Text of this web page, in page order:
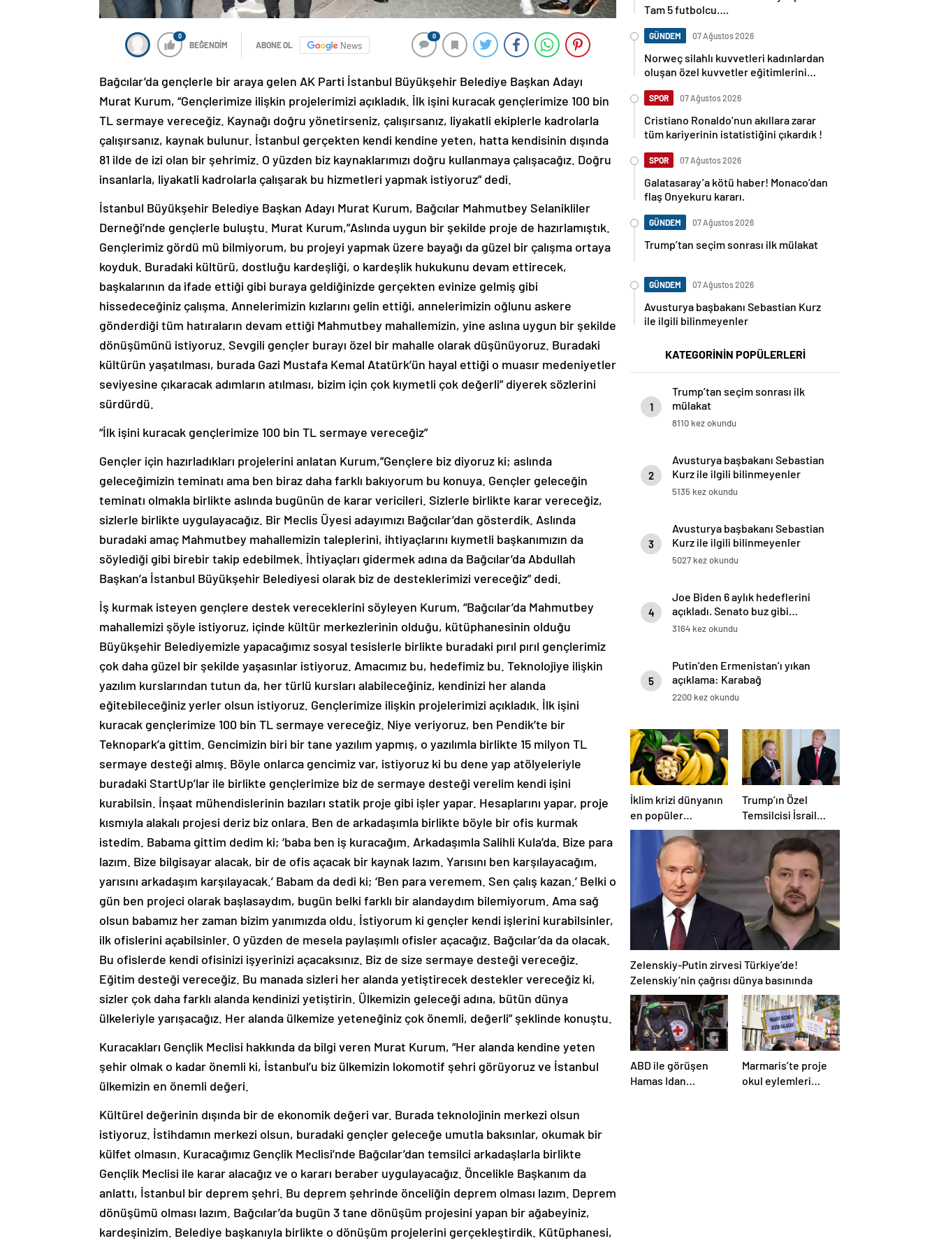
0
BEĞENDİM ABONE OL News
0
Bağcılar’da gençlerle bir araya gelen AK Parti İstanbul Büyükşehir Belediye Başkan Adayı
Murat Kurum, “Gençlerimize ilişkin projelerimizi açıkladık. İlk işini kuracak gençlerimize 100 bin
TL sermaye vereceğiz. Kaynağı doğru yönetirseniz, çalışırsanız, liyakatli ekiplerle kadrolarla
çalışırsanız, kaynak bulunur. İstanbul gerçekten kendi kendine yeten, hatta kendisinin dışında
81 ilde de izi olan bir şehrimiz. O yüzden biz kaynaklarımızı doğru kullanmaya çalışacağız. Doğru
insanlarla, liyakatli kadrolarla çalışarak bu hizmetleri yapmak istiyoruz” dedi.
İstanbul Büyükşehir Belediye Başkan Adayı Murat Kurum, Bağcılar Mahmutbey Selanikliler
Derneği’nde gençlerle buluştu. Murat Kurum,”Aslında uygun bir şekilde proje de hazırlamıştık.
Gençlerimiz gördü mü bilmiyorum, bu projeyi yapmak üzere bayağı da güzel bir çalışma ortaya
koyduk. Buradaki kültürü, dostluğu kardeşliği, o kardeşlik hukukunu devam ettirecek,
başkalarının da ifade ettiği gibi buraya geldiğinizde gerçekten evinize gelmiş gibi
hissedeceğiniz çalışma. Annelerimizin kızlarını gelin ettiği, annelerimizin oğlunu askere
gönderdiği tüm hatıraların devam ettiği Mahmutbey mahallemizin, yine aslına uygun bir şekilde
dönüşümünü istiyoruz. Sevgili gençler burayı özel bir mahalle olarak düşünüyoruz. Buradaki
kültürün yaşatılması, burada Gazi Mustafa Kemal Atatürk’ün hayal ettiği o muasır medeniyetler
seviyesine çıkaracak adımların atılması, bizim için çok kıymetli çok değerli” diyerek sözlerini
sürdürdü.
“İlk işini kuracak gençlerimize 100 bin TL sermaye vereceğiz”
Gençler için hazırladıkları projelerini anlatan Kurum,”Gençlere biz diyoruz ki; aslında
geleceğimizin teminatı ama ben biraz daha farklı bakıyorum bu konuya. Gençler geleceğin
teminatı olmakla birlikte aslında bugünün de karar vericileri. Sizlerle birlikte karar vereceğiz,
sizlerle birlikte uygulayacağız. Bir Meclis Üyesi adayımızı Bağcılar’dan gösterdik. Aslında
buradaki amaç Mahmutbey mahallemizin taleplerini, ihtiyaçlarını kıymetli başkanımızın da
söylediği gibi birebir takip edebilmek. İhtiyaçları gidermek adına da Bağcılar’da Abdullah
Başkan’a İstanbul Büyükşehir Belediyesi olarak biz de desteklerimizi vereceğiz” dedi.
İş kurmak isteyen gençlere destek vereceklerini söyleyen Kurum, “Bağcılar’da Mahmutbey
mahallemizi şöyle istiyoruz, içinde kültür merkezlerinin olduğu, kütüphanesinin olduğu
Büyükşehir Belediyemizle yapacağımız sosyal tesislerle birlikte buradaki pırıl pırıl gençlerimiz
çok daha güzel bir şekilde yaşasınlar istiyoruz. Amacımız bu, hedefimiz bu. Teknolojiye ilişkin
yazılım kurslarından tutun da, her türlü kursları alabileceğiniz, kendinizi her alanda
eğitebileceğiniz yerler olsun istiyoruz. Gençlerimize ilişkin projelerimizi açıkladık. İlk işini
kuracak gençlerimize 100 bin TL sermaye vereceğiz. Niye veriyoruz, ben Pendik’te bir
Teknopark’a gittim. Gencimizin biri bir tane yazılım yapmış, o yazılımla birlikte 15 milyon TL
sermaye desteği almış. Böyle onlarca gencimiz var, istiyoruz ki bu dene yap atölyeleriyle
buradaki StartUp’lar ile birlikte gençlerimize biz de sermaye desteği verelim kendi işini
kurabilsin. İnşaat mühendislerinin bazıları statik proje gibi işler yapar. Hesaplarını yapar, proje
kısmıyla alakalı projesi deriz biz onlara. Ben de arkadaşımla birlikte böyle bir ofis kurmak
istedim. Babama gittim dedim ki; ‘baba ben iş kuracağım. Arkadaşımla Salihli Kula’da. Bize para
lazım. Bize bilgisayar alacak, bir de ofis açacak bir kaynak lazım. Yarısını ben karşılayacağım,
yarısını arkadaşım karşılayacak.’ Babam da dedi ki; ‘Ben para veremem. Sen çalış kazan.’ Belki o
gün ben projeci olarak başlasaydım, bugün belki farklı bir alandaydım bilemiyorum. Ama sağ
olsun babamız her zaman bizim yanımızda oldu. İstiyorum ki gençler kendi işlerini kurabilsinler,
ilk ofislerini açabilsinler. O yüzden de mesela paylaşımlı ofisler açacağız. Bağcılar’da da olacak.
Bu ofislerde kendi ofisinizi işyerinizi açacaksınız. Biz de size sermaye desteği vereceğiz.
Eğitim desteği vereceğiz. Bu manada sizleri her alanda yetiştirecek destekler vereceğiz ki,
sizler çok daha farklı alanda kendinizi yetiştirin. Ülkemizin geleceği adına, bütün dünya
ülkeleriyle yarışacağız. Her alanda ülkemize yeteneğiniz çok önemli, değerli” şeklinde konuştu.
Kuracakları Gençlik Meclisi hakkında da bilgi veren Murat Kurum, “Her alanda kendine yeten
şehir olmak o kadar önemli ki, İstanbul’u biz ülkemizin lokomotif şehri görüyoruz ve İstanbul
ülkemizin en önemli değeri.
Kültürel değerinin dışında bir de ekonomik değeri var. Burada teknolojinin merkezi olsun
istiyoruz. İstihdamın merkezi olsun, buradaki gençler geleceğe umutla baksınlar, okumak bir
külfet olmasın. Kuracağımız Gençlik Meclisi’nde Bağcılar’dan temsilci arkadaşlarla birlikte
Gençlik Meclisi ile karar alacağız ve o kararı beraber uygulayacağız. Öncelikle Başkanım da
anlattı, İstanbul bir deprem şehri. Bu deprem şehrinde önceliğin deprem olması lazım. Deprem
dönüşümü olması lazım. Bağcılar’da bugün 3 tane dönüşüm projesini yapan bir ağabeyiniz,
kardeşinizim. Belediye başkanıyla birlikte o dönüşüm projelerini gerçekleştirdik. Kütüphanesi,
Tam 5 futbolcu….
GÜNDEM 07 Ağustos 2026
Norweç silahlı kuvvetleri kadınlardan
oluşan özel kuvvetler eğitimlerini
SPOR 07 Ağustos 2026
Cristiano Ronaldo’nun akıllara zarar
tüm kariyerinin istatistiğini çıkardık !
SPOR 07 Ağustos 2026
Galatasaray’a kötü haber! Monaco’dan
flaş Onyekuru kararı.
GÜNDEM 07 Ağustos 2026
Trump’tan seçim sonrası ilk mülakat
GÜNDEM 07 Ağustos 2026
Avusturya başbakanı Sebastian Kurz
ile ilgili bilinmeyenler
KATEGORİNİN POPÜLERLERİ
1
Trump’tan seçim sonrası ilk
mülakat
8110 kez okundu
2
Avusturya başbakanı Sebastian
Kurz ile ilgili bilinmeyenler
5135 kez okundu
3
Avusturya başbakanı Sebastian
Kurz ile ilgili bilinmeyenler
5027 kez okundu
4
Joe Biden 6 aylık hedeflerini
açıkladı. Senato buz gibi…
3164 kez okundu
5
Putin’den Ermenistan’ı yıkan
açıklama: Karabağ
Azerbaycan’ın ayrılmaz bir
2200 kez okundu
İklim krizi dünyanın
en popüler
meyvesini tehdit
ediyor: Yok olma
tehlikesi ile karşı
karşıya
Trump’ın Özel
Temsilcisi İsrail
hükümetini
eleştirdi!
‘Gazze’deki savaşı
uzatıyorlar’
Zelenskiy-Putin zirvesi Türkiye’de!
Zelenskiy’nin çağrısı dünya basınında
ABD ile görüşen
Hamas Idan
Marmaris’te proje
okul eylemleri